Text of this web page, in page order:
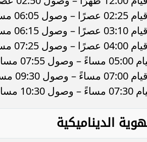
الديناميكية